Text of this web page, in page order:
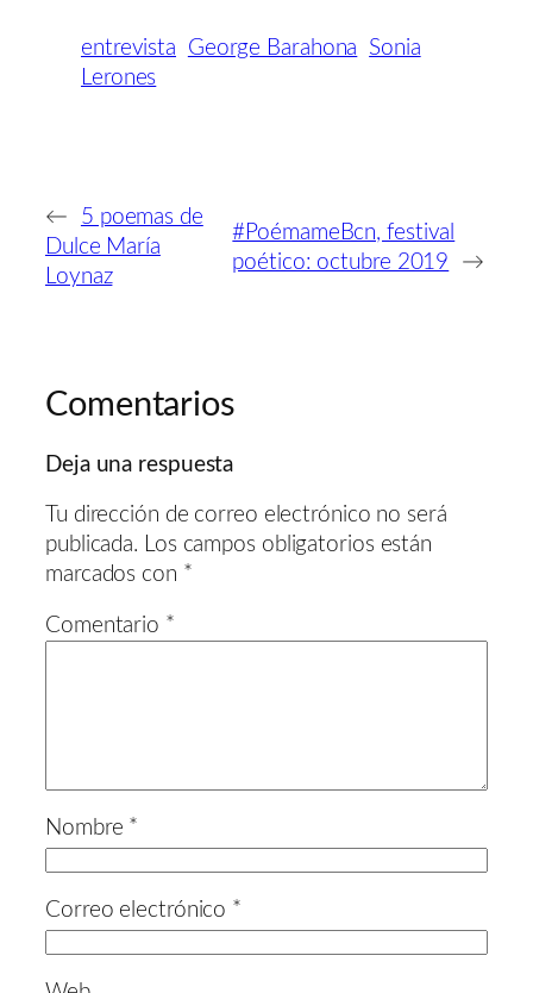
entrevista George Barahona
Sonia
Lerones
←
5 poemas de
Dulce María
Loynaz
#PoémameBcn, festival
poético: octubre 2019
→
Comentarios
Deja una respuesta
Tu dirección de correo electrónico no será
publicada.
Los campos obligatorios están
marcados con *
Comentario *
Nombre *
Correo electrónico *